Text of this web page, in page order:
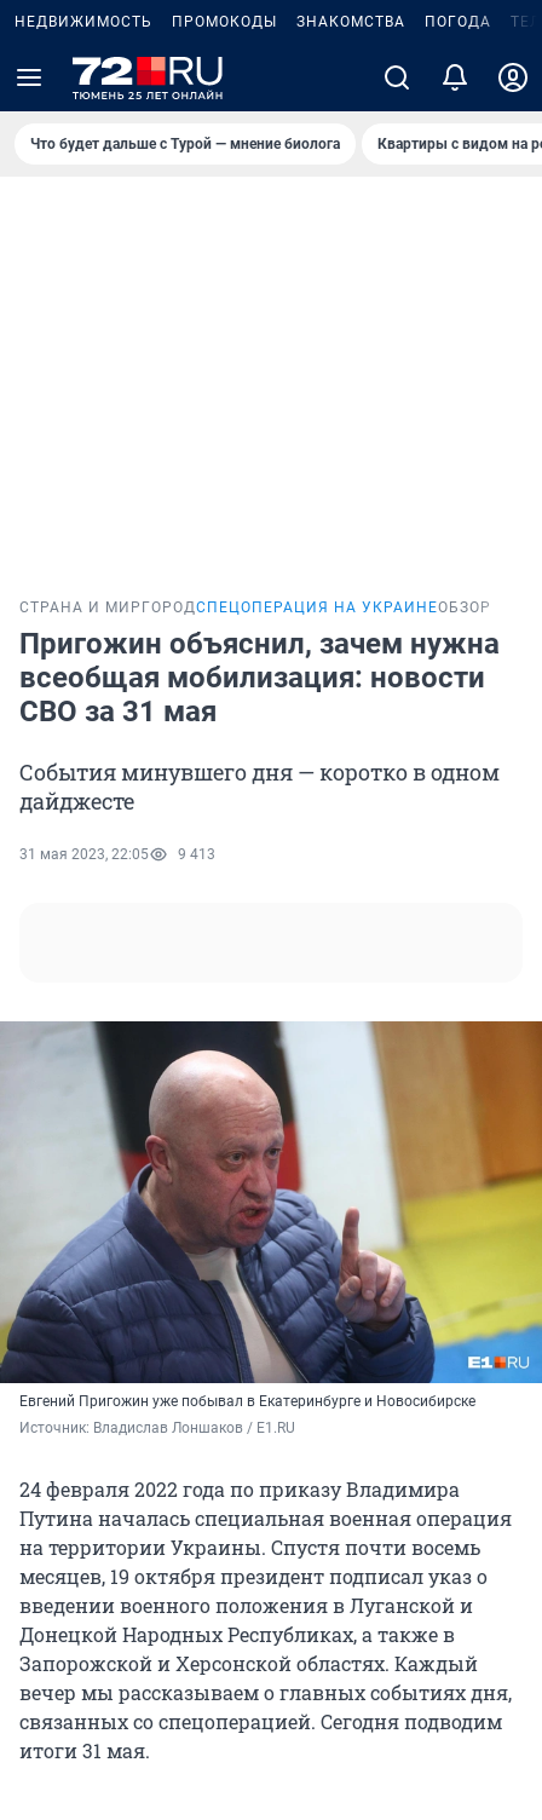
НЕДВИЖИМОСТЬ ПРОМОКОДЫ ЗНАКОМСТВА ПОГОДА
Что будет дальше с Турой — мнение биолога Квартиры с видом на
СТРАНА И МИР ГОРОДСПЕЦОПЕРАЦИЯ НА УКРАИНЕОБЗОР
Пригожин объяснил, зачем нужна
всеобщая мобилизация: новости
СВО за 31 мая
События минувшего дня — коротко в одном
дайджесте
31 мая 2023, 22:05 9 413
Евгений Пригожин уже побывал в Екатеринбурге и Новосибирске
Источник: Владислав Лоншаков / E1.RU
24 февраля 2022 года по приказу Владимира
Путина началась специальная военная операция
на территории Украины. Спустя почти восемь
месяцев, 19 октября президент подписал указ о
введении военного положения в Луганской и
Донецкой Народных Республиках, а также в
Запорожской и Херсонской областях. Каждый
вечер мы рассказываем о главных событиях дня,
связанных со спецоперацией. Сегодня подводим
итоги 31 мая.